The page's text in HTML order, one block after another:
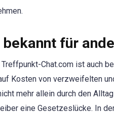
für
Chat.com ist auch
Kosten von verzweifelten
mehr allein durch den
eine Gesetzeslücke. In